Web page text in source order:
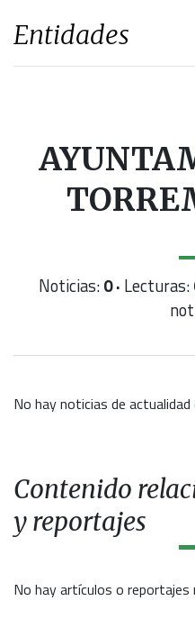
Entidades
Noticias:0 · Lecturas:
No hay noticias de
Contenido
y reportajes
No hay artículos o